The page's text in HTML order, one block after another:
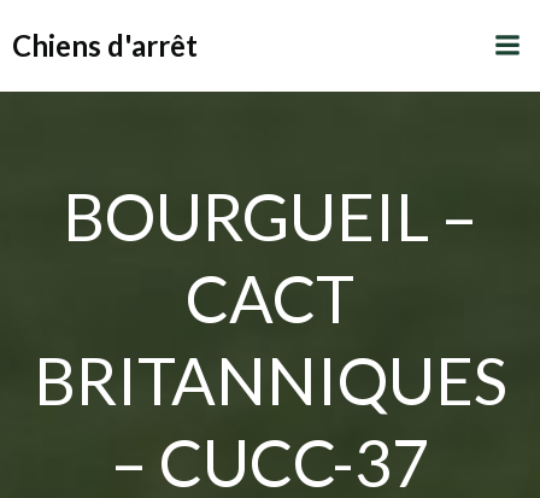
Chiens d'arrêt
BOURGUEIL –
CACT
BRITANNIQUES
– CUCC-37